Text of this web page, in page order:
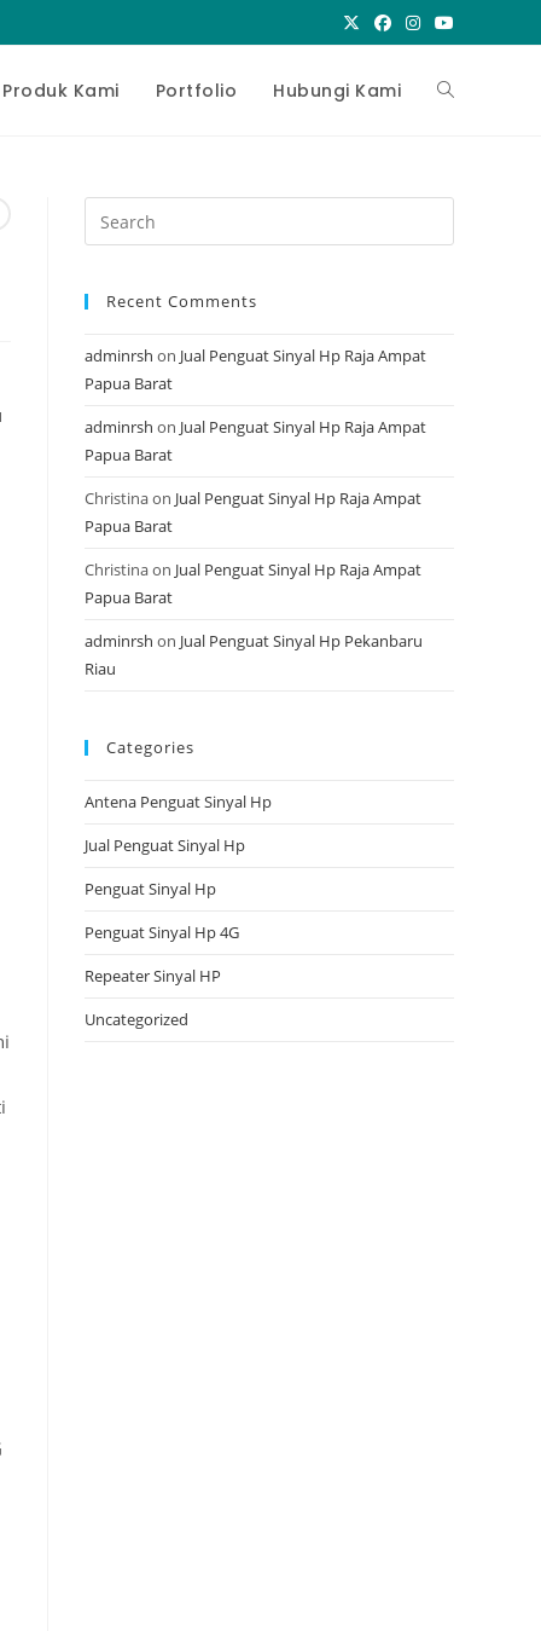
Produk Kami Portfolio Hubungi Kami Toggle
Escape
Recent Comments
adminrsh on Jual Penguat Sinyal Hp Raja Ampat
Papua Barat
adminrsh on Jual Penguat Sinyal Hp Raja Ampat
Papua Barat
Christinaon Jual Penguat Sinyal Hp Raja Ampat
Papua Barat
Christinaon Jual Penguat Sinyal Hp Raja Ampat
Papua Barat
adminrsh on Jual Penguat Sinyal Hp Pekanbaru
Riau
Categories
Antena Penguat Sinyal Hp
Jual Penguat Sinyal Hp
Penguat Sinyal Hp
Penguat Sinyal Hp 4G
Repeater Sinyal HP
Uncategorized